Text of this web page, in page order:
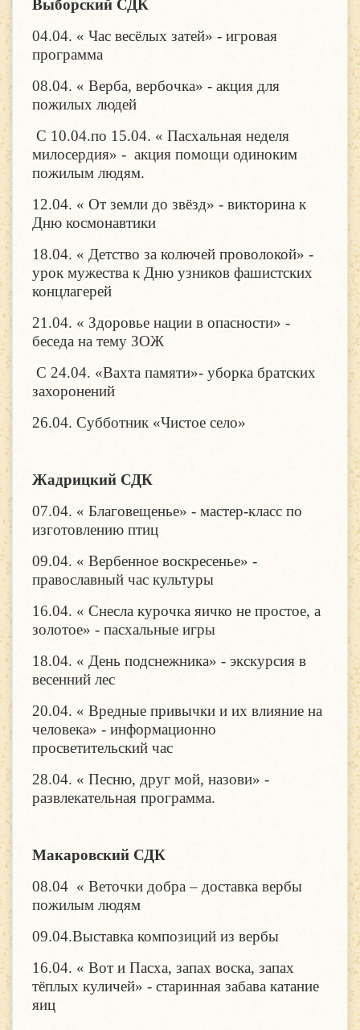
Выборский СДК
04.04. « Час весёлых затей» - игровая
программа
08.04. « Верба, вербочка» - акция для
пожилых людей
С 10.04.по 15.04. « Пасхальная неделя
милосердия» - акция помощи одиноким
пожилым людям.
12.04. « От земли до звёзд» - викторина к
Дню космонавтики
18.04. « Детство за колючей проволокой» -
урок мужества к Дню узников фашистских
концлагерей
21.04. « Здоровье нации в опасности» -
беседа на тему ЗОЖ
С 24.04. «Вахта памяти»- уборка братских
захоронений
26.04. Субботник «Чистое село»
Жадрицкий СДК
07.04. « Благовещенье» - мастер-класс по
изготовлению птиц
09.04. « Вербенное воскресенье» -
православный час культуры
16.04. « Снесла курочка яичко не простое, а
золотое» - пасхальные игры
18.04. « День подснежника» - экскурсия в
весенний лес
20.04. « Вредные привычки и их влияние на
человека» - информационно
просветительский час
28.04. « Песню, друг мой, назови» -
развлекательная программа.
Макаровский СДК
08.04 « Веточки добра – доставка вербы
пожилым людям
09.04.Выставка композиций из вербы
16.04. « Вот и Пасха, запах воска, запах
тёплых куличей» - старинная забава катание
яиц